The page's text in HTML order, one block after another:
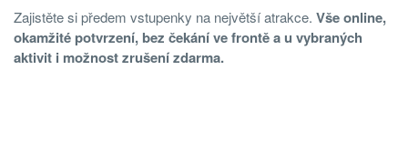
Zajistěte si předem vstupenky na největší atrakce. Vše online,
okamžité potvrzení, bez čekání ve frontě a u vybraných
aktivit i možnost zrušení zdarma.